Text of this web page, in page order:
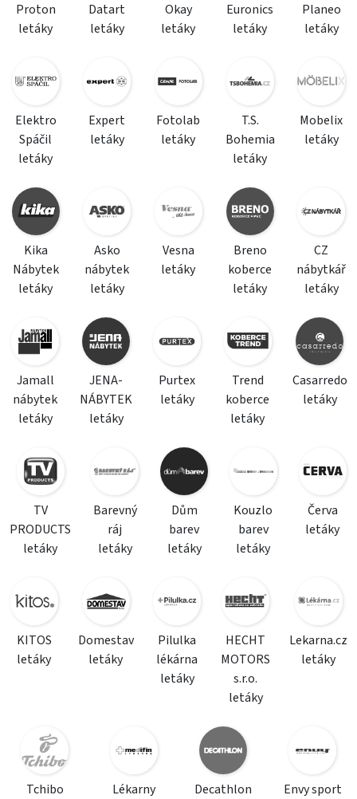
Proton
letáky
Datart
letáky
Okay
letáky
Euronics
letáky
Planeo
letáky
Elektro
Spáčil
letáky
Expert
letáky
Fotolab
letáky
T.S.
Bohemia
letáky
Mobelix
letáky
Kika
Nábytek
letáky
Asko
nábytek
letáky
Vesna
letáky
Breno
koberce
letáky
CZ
nábytkář
letáky
Jamall
nábytek
letáky
JENA-
NÁBYTEK
letáky
Purtex
letáky
Trend
koberce
letáky
Casarredo
letáky
TV
PRODUCTS
letáky
Barevný
ráj
letáky
Dům
barev
letáky
Kouzlo
barev
letáky
Červa
letáky
KITOS
letáky
Domestav
letáky
Pilulka
lékárna
letáky
HECHT
MOTORS
s.r.o.
letáky
Lekarna.cz
letáky
Tchibo
Lékarny
Decathlon
Envy sport